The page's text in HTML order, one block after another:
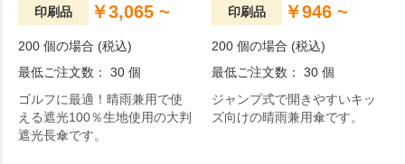
印刷品 ￥3,065 ~
200 個の場合 (税込)
最低ご注文数： 30 個
ゴルフに最適！晴雨兼用で使
える遮光100％生地使用の大判
遮光長傘です。
印刷品 ￥946 ~
200 個の場合 (税込)
最低ご注文数： 30 個
ジャンプ式で開きやすいキッ
ズ向けの晴雨兼用傘です。